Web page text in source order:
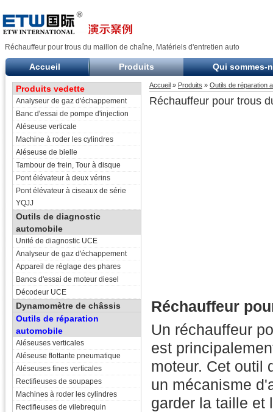
Réchauffeur pour trous du maillon de chaîne, Matériels d'entretien auto
Accueil Produits Qui sommes-
Produits vedette
Analyseur de gaz d'échappement
Banc d'essai de pompe d'injection
Aléseuse verticale
Machine à roder les cylindres
Aléseuse de bielle
Tambour de frein, Tour à disque
Pont élévateur à deux vérins
Pont élévateur à ciseaux de série
YQJJ
Outils de diagnostic
automobile
Unité de diagnostic UCE
Analyseur de gaz d'échappement
Appareil de réglage des phares
Bancs d'essai de moteur diesel
Décodeur UCE
Dynamomètre de châssis
Outils de réparation
automobile
Aléseuses verticales
Aléseuse flottante pneumatique
Aléseuses fines verticales
Rectifieuses de soupapes
Machines à roder les cylindres
Rectifieuses de vilebrequin
Accueil » Produits » Outils de réparation
Réchauffeur pour trous
Réchauffeur
Un réchauffeur
est
moteur. Cet outil
un mécanisme
garder la taille et